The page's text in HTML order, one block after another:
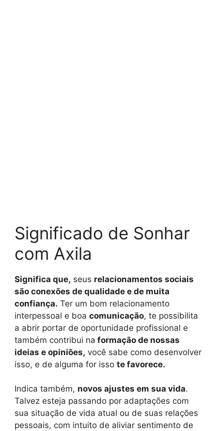
Significado de Sonhar
com Axila
Significa que, seus relacionamentos sociais
são conexões de qualidade e de muita
confiança. Ter um bom relacionamento
interpessoal e boa comunicação, te possibilita
a abrir portar de oportunidade profissional e
também contribui na formação de nossas
ideias e opiniões, você sabe como desenvolver
isso, e de alguma for isso te favorece.
Indica também, novos ajustes em sua vida.
Talvez esteja passando por adaptações com
sua situação de vida atual ou de suas relações
pessoais, com intuito de aliviar sentimento de